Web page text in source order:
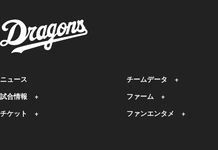
ニュース
試合情報
チケット
チームデータ
ファーム
ファンエンタメ